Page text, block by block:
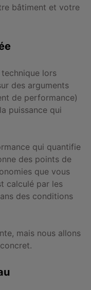
bâtiment et votre
technique lors
des arguments
de performance)
puissance qui
qui quantifie
des points de
que vous
calculé par les
des conditions
mais nous allons